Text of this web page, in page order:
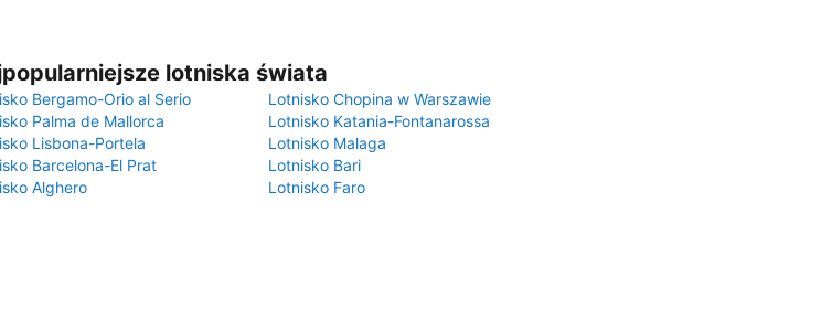
lotniska świata
Bergamo-Orio al Serio
Lotnisko Chopina w Warszawie
Palma de Mallorca
Lotnisko Katania-Fontanarossa
Lisbona-Portela
Lotnisko Malaga
Barcelona-El Prat
Lotnisko Bari
Alghero
Lotnisko Faro